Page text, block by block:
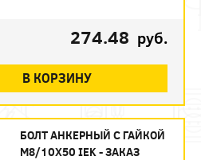
274.48 руб.
В КОРЗИНУ
БОЛТ АНКЕРНЫЙ С ГАЙКОЙ
М8/10Х50 IEK - ЗАКАЗ